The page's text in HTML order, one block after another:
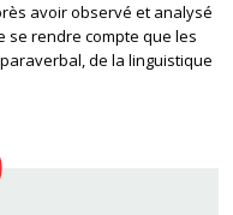
avoir observé et analysé
se rendre compte que les
de la linguistique